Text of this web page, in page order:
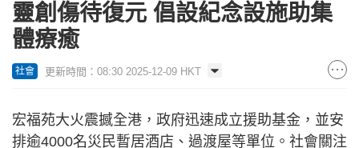
靈創傷待復元 倡設紀念設施助集
體療癒
社會 更新時間：08:30 2025-12-09 HKT
宏福苑大火震撼全港，政府迅速成立援助基金，並安
排逾4000名災民暫居酒店、過渡屋等單位。社會關注